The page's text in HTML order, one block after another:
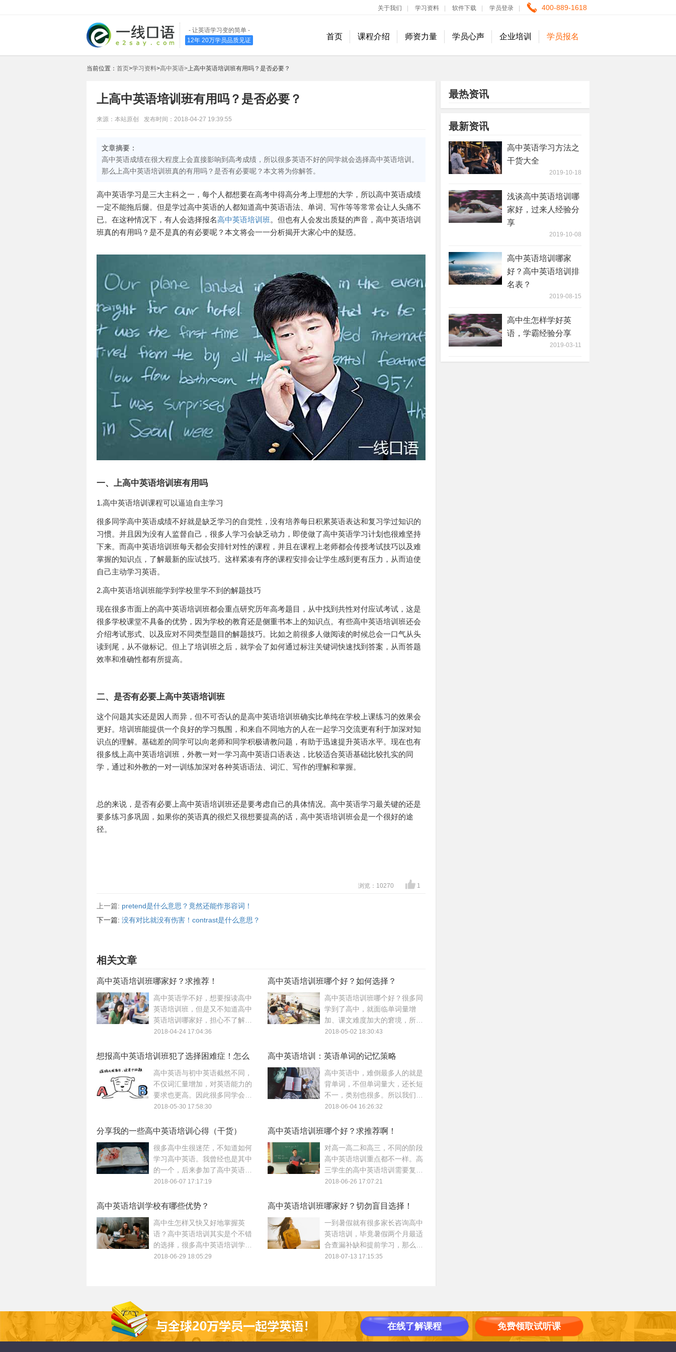
关于我们 学习资料 软件下载 学员登录 400-889-1618
- 让英语学习变的简单 -
12年 20万学员品质见证
首页 课程介绍 师资力量 学员心声 企业培训 学员报名
当前位置： 首页>学习资料>高中英语>上高中英语培训班有用吗？是否必要？
上高中英语培训班有用吗？是否必要？
来源：本站原创 发布时间：2018-04-27 19:39:55
文章摘要：
高中英语成绩在很大程度上会直接影响到高考成绩，所以很多英语不好的同学就会选择高中英语培训。
那么上高中英语培训班真的有用吗？是否有必要呢？本文将为你解答。
高中英语学习是三大主科之一，每个人都想要在高考中得高分考上理想的大学，所以高中英语成绩
一定不能拖后腿。但是学过高中英语的人都知道高中英语语法、单词、写作等等常常会让人头痛不
已。在这种情况下，有人会选择报名高中英语培训班。但也有人会发出质疑的声音，高中英语培训
班真的有用吗？是不是真的有必要呢？本文将会一一分析揭开大家心中的疑惑。
一、上高中英语培训班有用吗
1.高中英语培训课程可以逼迫自主学习
很多同学高中英语成绩不好就是缺乏学习的自觉性，没有培养每日积累英语表达和复习学过知识的
习惯。并且因为没有人监督自己，很多人学习会缺乏动力，即使做了高中英语学习计划也很难坚持
下来。而高中英语培训班每天都会安排针对性的课程，并且在课程上老师都会传授考试技巧以及难
掌握的知识点，了解最新的应试技巧。这样紧凑有序的课程安排会让学生感到更有压力，从而迫使
自己主动学习英语。
2.高中英语培训班能学到学校里学不到的解题技巧
现在很多市面上的高中英语培训班都会重点研究历年高考题目，从中找到共性对付应试考试，这是
很多学校课堂不具备的优势，因为学校的教育还是侧重书本上的知识点。有些高中英语培训班还会
介绍考试形式、以及应对不同类型题目的解题技巧。比如之前很多人做阅读的时候总会一口气从头
读到尾，从不做标记。但上了培训班之后，就学会了如何通过标注关键词快速找到答案，从而答题
效率和准确性都有所提高。
二、是否有必要上高中英语培训班
这个问题其实还是因人而异，但不可否认的是高中英语培训班确实比单纯在学校上课练习的效果会
更好。培训班能提供一个良好的学习氛围，和来自不同地方的人在一起学习交流更有利于加深对知
识点的理解。基础差的同学可以向老师和同学积极请教问题，有助于迅速提升英语水平。现在也有
很多线上高中英语培训班，外教一对一学习高中英语口语表达，比较适合英语基础比较扎实的同
学，通过和外教的一对一训练加深对各种英语语法、词汇、写作的理解和掌握。
总的来说，是否有必要上高中英语培训班还是要考虑自己的具体情况。高中英语学习最关键的还是
要多练习多巩固，如果你的英语真的很烂又很想要提高的话，高中英语培训班会是一个很好的途
径。
浏览：10270 1
上一篇: pretend是什么意思？竟然还能作形容词！
下一篇: 没有对比就没有伤害！contrast是什么意思？
相关文章
高中英语培训班哪家好？求推荐！
高中英语学不好，想要报读高中
英语培训班，但是又不知道高中
英语培训哪家好，担心不了解被
坑。没关系！本文分享一些在选
希望可以供您参考！
2018-04-24 17:04:36
高中英语培训班哪个好？如何选择？
高中英语培训班哪个好？很多同
学到了高中，就面临单词量增
加、课文难度加大的窘境，所以
高中英语培训班成为快速突破英
选择好的培训班呢？
2018-05-02 18:30:43
想报高中英语培训班犯了选择困难症！怎么
破？
高中英语与初中英语截然不同，
不仅词汇量增加，对英语能力的
要求也更高。因此很多同学会想
借助高中英语培训提分，但现在
怎么选择呢？
2018-05-30 17:58:30
高中英语培训：英语单词的记忆策略
高中英语中，难倒最多人的就是
背单词，不但单词量大，还长短
不一，类别也很多。所以我们要
进行高中英语培训，总结一些有
我们的单词记忆压力。
2018-06-04 16:26:32
分享我的一些高中英语培训心得（干货）
很多高中生很迷茫，不知道如何
学习高中英语。我曾经也是其中
的一个，后来参加了高中英语培
训，总算找到高中英语学习的方
英语培训心得。
2018-06-07 17:17:19
高中英语培训班哪个好？求推荐啊！
对高一高二和高三，不同的阶段
高中英语培训重点都不一样。高
三学生的高中英语培训需要复习
整个高中英语知识，做试题。而
中英语培训提高英语综合能力，
语培训班比较好呢？
2018-06-26 17:07:21
高中英语培训学校有哪些优势？
高中生怎样又快又好地掌握英
语？高中英语培训其实是个不错
的选择，很多高中英语培训学校
让学员爱上学英语，区别于应试
2018-06-29 18:05:29
高中英语培训班哪家好？切勿盲目选择！
一到暑假就有很多家长咨询高中
英语培训，毕竟暑假两个月最适
合查漏补缺和提前学习，那么高
中英语培训班如果选择呢？高中
2018-07-13 17:15:35
最热资讯
最新资讯
高中英语学习方法之
干货大全
2019-10-18
浅谈高中英语培训哪
家好，过来人经验分
享
2019-10-08
高中英语培训哪家
好？高中英语培训排
名表？
2019-08-15
高中生怎样学好英
语，学霸经验分享
2019-03-11
免费领取试听课
在线了解课程